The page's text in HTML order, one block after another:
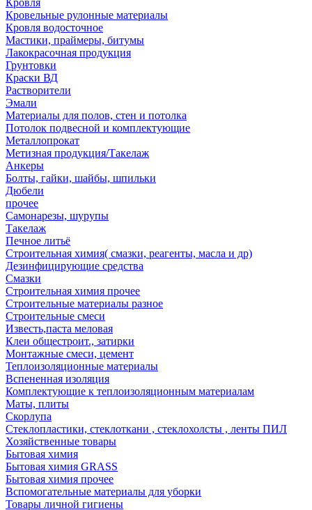
Кровля
Кровельные рулонные материалы
Кровля водосточное
Мастики, праймеры, битумы
Лакокрасочная продукция
Грунтовки
Краски ВД
Растворители
Эмали
Материалы для полов, стен и потолка
Потолок подвесной и комплектующие
Металлопрокат
Метизная продукция/Такелаж
Анкеры
Болты, гайки, шайбы, шпильки
Дюбели
прочее
Самонарезы, шурупы
Такелаж
Печное литьё
Строительная химия( смазки, реагенты, масла и др)
Дезинфицирующие средства
Смазки
Строительная химия прочее
Строительные материалы разное
Строительные смеси
Известь,паста меловая
Клеи общестроит., затирки
Монтажные смеси, цемент
Теплоизоляционные материалы
Вспененная изоляция
Комплектующие к теплоизоляционным материалам
Маты, плиты
Скорлупа
Стеклопластики, стеклоткани , стеклохолсты , ленты ПИЛ
Хозяйственные товары
Бытовая химия
Бытовая химия GRASS
Бытовая химия прочее
Вспомогательные материалы для уборки
Товары личной гигиены